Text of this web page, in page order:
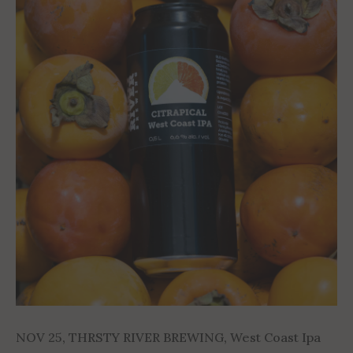
NOV 25, THRSTY RIVER BREWING, West Coast Ipa